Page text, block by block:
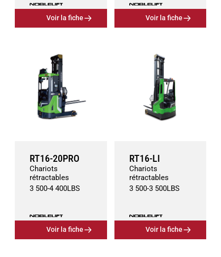
Voir la fiche Voir la fiche
RT16-20PRO
Chariots
rétractables
3 500-4 400LBS
Voir la fiche
RT16-LI
Chariots
rétractables
3 500-3 500LBS
Voir la fiche